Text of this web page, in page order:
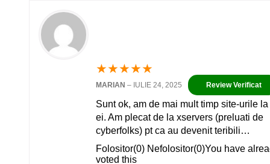
★★★★★
MARIAN – IULIE 24, 2025
Sunt ok, am de mai mult timp site-urile la
ei. Am plecat de la xservers (preluati de
cyberfolks) pt ca au devenit teribili…
Folositor(0) Nefolositor(0)You have
voted this